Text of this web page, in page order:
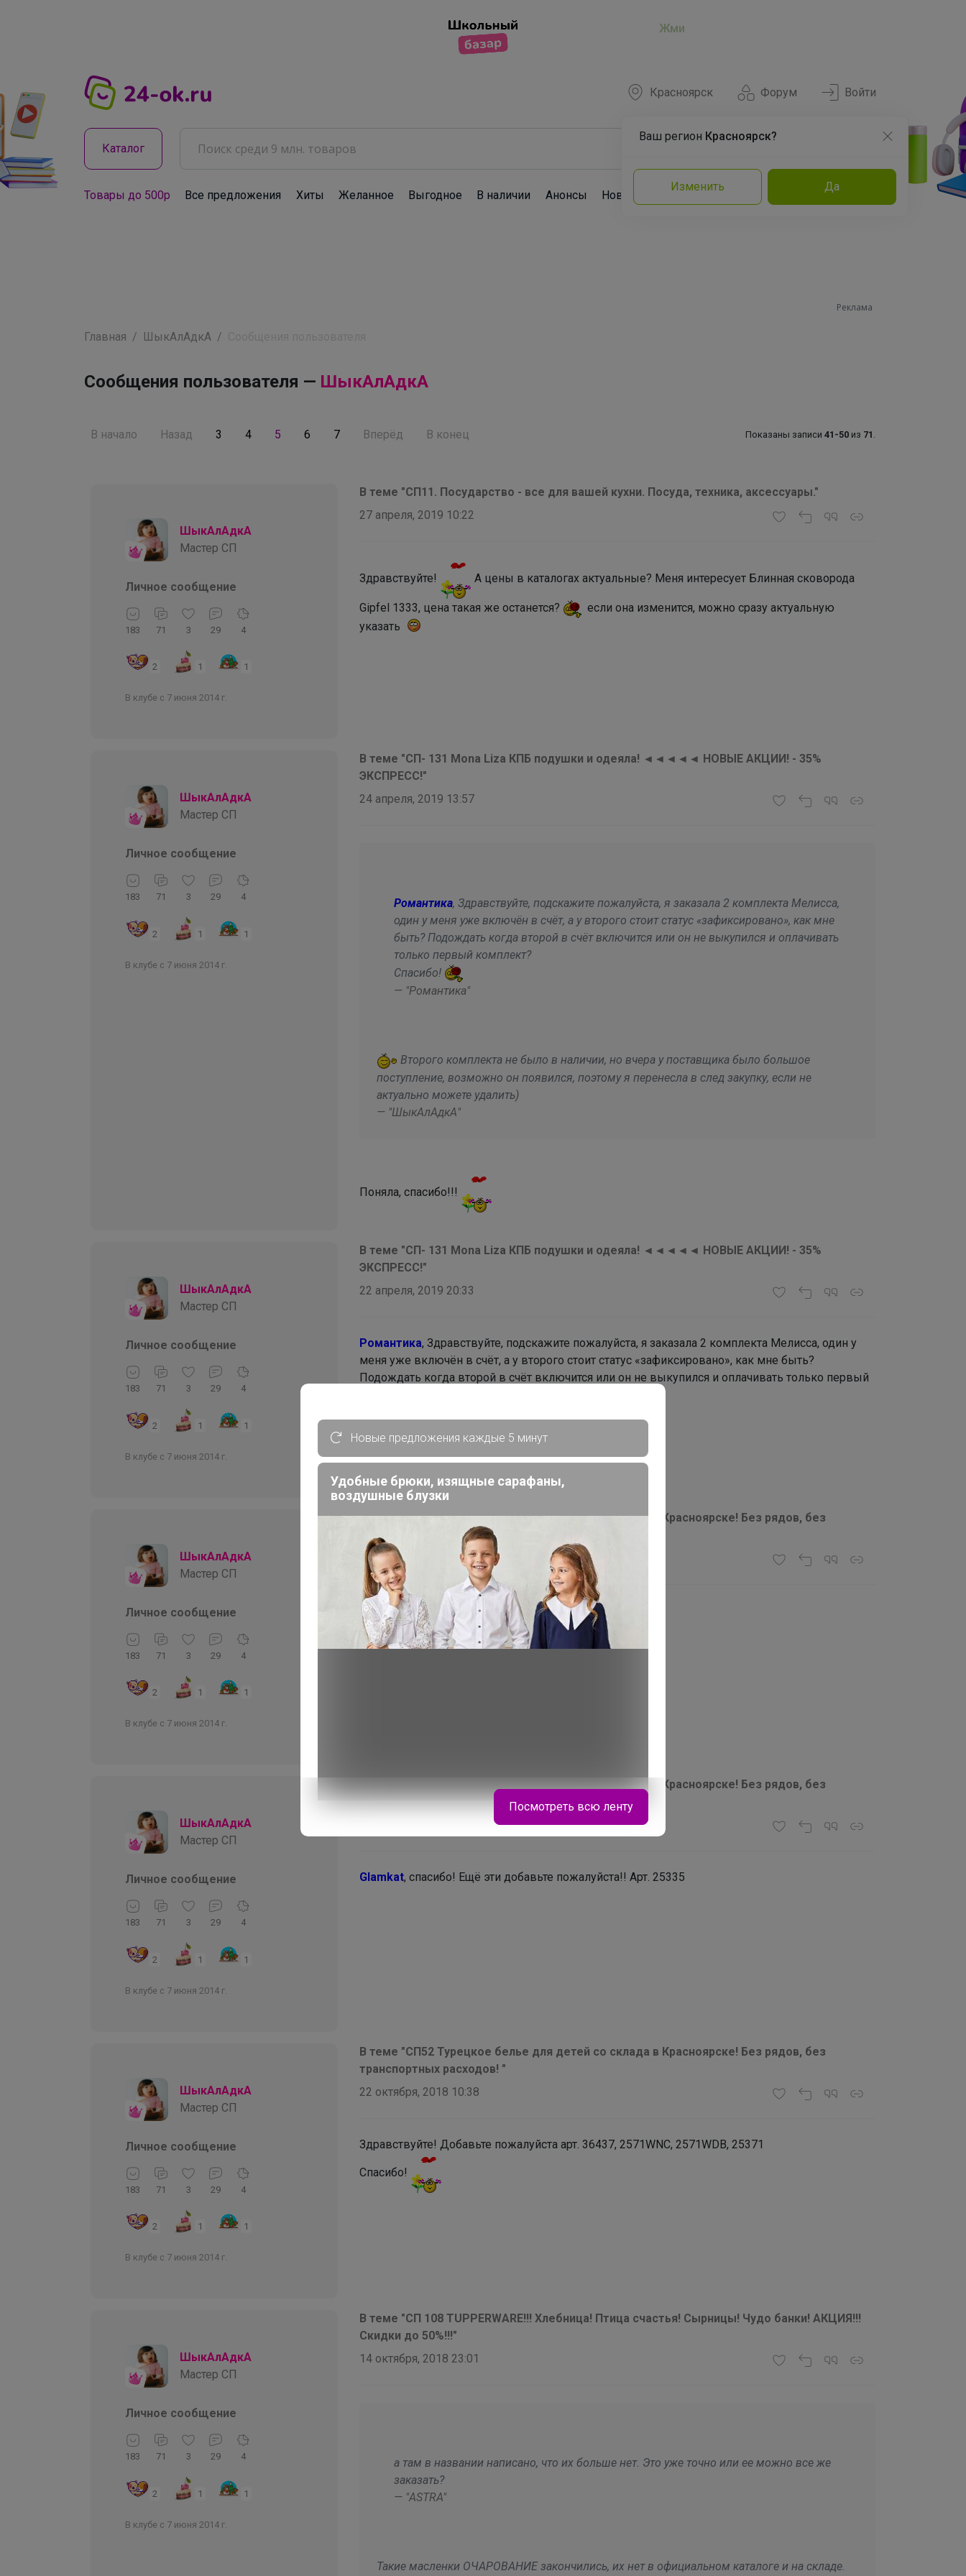
Жми
Форум
Красноярск
Ваш регион Красноярск?
Изменить Да
Войти
Каталог
Товары до 500р Все предложения Хиты Желанное Выгодное В наличии Анонсы Новости Команда Эксперты
Реклама
Главная ШыкАлАдкА
Сообщения пользователя — ШыкАлАдкА
В начало Назад 3 4 5 6 7 Вперёд В конец Показаны записи 41-50 из 71 .
ШыкАлАдкА
Мастер СП
Личное сообщение
183 71 3 29 4
2 1 1
В клубе с 7 июня 2014 г.
В теме "СП11. Посударство - все для вашей кухни. Посуда, техника, аксессуары."
27 апреля, 2019 10:22
Здравствуйте! А цены в каталогах актуальные? Меня интересует Блинная сковорода
Gipfel 1333, цена такая же останется?
если она изменится, можно сразу актуальную
указать
ШыкАлАдкА
Мастер СП
Личное сообщение
183 71 3 29 4
2 1 1
В клубе с 7 июня 2014 г.
В теме "СП- 131 Mona Liza КПБ подушки и одеяла! ◄◄◄◄◄ НОВЫЕ АКЦИИ! - 35%
ЭКСПРЕСС!"
24 апреля, 2019 13:57
Романтика, Здравствуйте, подскажите пожалуйста, я заказала 2 комплекта Мелисса,
один у меня уже включён в счёт, а у второго стоит статус «зафиксировано», как мне
быть? Подождать когда второй в счёт включится или он не выкупился и оплачивать
только первый комплект?
Спасибо!
— "Романтика"
Второго комплекта не было в наличии, но вчера у поставщика было большое
поступление, возможно он появился, поэтому я перенесла в след закупку, если не
актуально можете удалить)
— "ШыкАлАдкА"
Поняла, спасибо!!!
ШыкАлАдкА
Мастер СП
Личное сообщение
183 71 3 29 4
2 1 1
В клубе с 7 июня 2014 г.
В теме "СП- 131 Mona Liza КПБ подушки и одеяла! ◄◄◄◄◄ НОВЫЕ АКЦИИ! - 35%
ЭКСПРЕСС!"
22 апреля, 2019 20:33
Романтика, Здравствуйте, подскажите пожалуйста, я заказала 2 комплекта Мелисса, один у
меня уже включён в счёт, а у второго стоит статус «зафиксировано», как мне быть?
Подождать когда второй в счёт включится или он не выкупился и оплачивать только первый
ШыкАлАдкА
Мастер СП
Личное сообщение
183 71 3 29 4
2 1 1
В клубе с 7 июня 2014 г.
В теме "СП52 Турецкое белье для детей со склада в Красноярске! Без рядов, без
транспортных расходов! "
24 октября, 2018 12:01
Glamkat, срасибо! Добавила в заказ!
ШыкАлАдкА
Мастер СП
Личное сообщение
183 71 3 29 4
2 1 1
В клубе с 7 июня 2014 г.
В теме "СП52 Турецкое белье для детей со склада в Красноярске! Без рядов, без
транспортных расходов! "
Glamkat, спасибо! Ещё эти добавьте пожалуйста!! Арт. 25335
ШыкАлАдкА
Мастер СП
Личное сообщение
183 71 3 29 4
2 1 1
В клубе с 7 июня 2014 г.
В теме "СП52 Турецкое белье для детей со склада в Красноярске! Без рядов, без
транспортных расходов! "
22 октября, 2018 10:38
Здравствуйте! Добавьте пожалуйста арт. 36437, 2571WNC, 2571WDB, 25371
Спасибо!
ШыкАлАдкА
Мастер СП
Личное сообщение
183 71 3 29 4
2 1 1
В клубе с 7 июня 2014 г.
В теме "СП 108 TUPPERWARE!!! Хлебница! Птица счастья! Сырницы! Чудо банки! АКЦИЯ!!!
Скидки до 50%!!!"
14 октября, 2018 23:01
а там в названии написано, что их больше нет. Это уже точно или ее можно все же
заказать?
— "ASTRA"
Такие масленки ОЧАРОВАНИЕ закончились, их нет в официальном каталоге и на складе.
Новые предложения каждые 5 минут
Удобные брюки, изящные сарафаны,
воздушные блузки
Именные термонаклейки на одежду для
детского сада, школы, секций
Кроссовки для физкультуры
Посмотреть всю ленту